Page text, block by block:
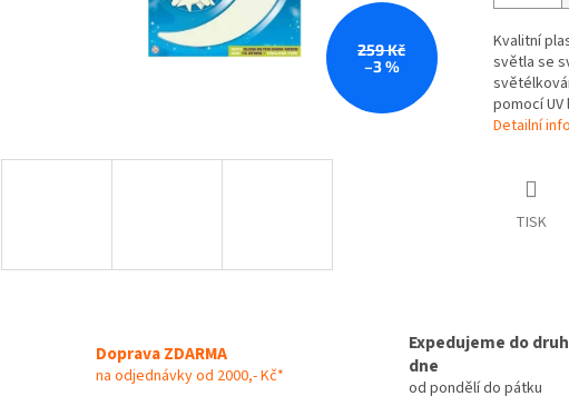
259 Kč
–3 %
Kvalitní
světla se
pomocí UV
Detailní
TISK
Doprava ZDARMA
na odjednávky od 2000,- Kč*
Expedujeme do
dne
od pondělí do pátku